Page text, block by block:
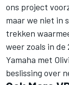
ons project
maar we niet in
trekken
weer zoals in
Yamaha met
beslissing over